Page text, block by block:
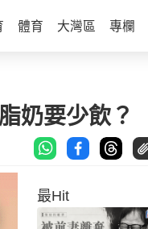
體育 大灣區 專欄
奶要少飲？
最Hit